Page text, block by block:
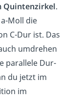
Quintenzirkel.
Moll die
C-Dur ist. Das
umdrehen
parallele Dur-
du jetzt im
im